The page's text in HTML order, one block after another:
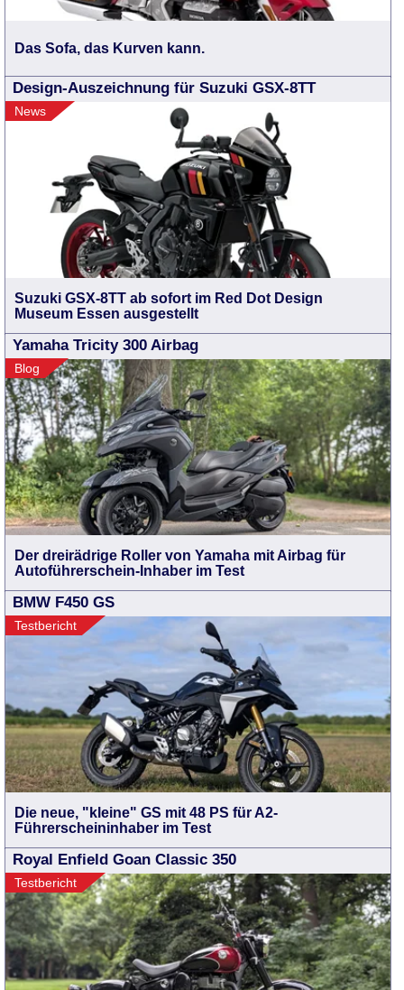
Das Sofa, das Kurven kann.
Design-Auszeichnung für Suzuki GSX-8TT
News
Suzuki GSX-8TT ab sofort im Red Dot Design
Museum Essen ausgestellt
Yamaha Tricity 300 Airbag
Blog
Der dreirädrige Roller von Yamaha mit Airbag für
Autoführerschein-Inhaber im Test
BMW F450 GS
Testbericht
Die neue, "kleine" GS mit 48 PS für A2-
Führerscheininhaber im Test
Royal Enfield Goan Classic 350
Testbericht